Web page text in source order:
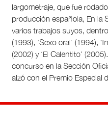
largometraje, que fue
producción española, En la
varios trabajos suyos,
(1993), ‘Sexo oral’ (1994),
(2002) y ‘El Calentito’
concurso en la Sección
alzó con el Premio Especial